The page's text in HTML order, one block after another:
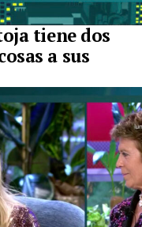
tiene dos
a sus